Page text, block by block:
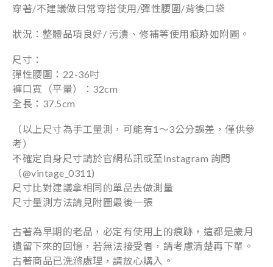
穿著/不建議做日常穿搭使用/彈性腰圍/背後口袋
狀況：整體品項良好/ 污漬、修補等使用痕跡如附圖。
尺寸：
彈性腰圍：22-36吋
褲口寬 （平量） ：32cm
全長：37.5cm
（以上尺寸為手工量測，可能有1～3公分誤差，僅供參
考）
不確定自身尺寸請於官網私訊或至Instagram 詢問
（@vintage_0311)
尺寸比對建議拿相同的單品去做測量
尺寸量測方法請見附圖最後一張
古著為早期的老品，必定有使用上的痕跡，這都是歲月
遺留下來的回憶，若無法接受者，請考慮清楚再下單。
古著商品已洗滌處理，請放心購入。